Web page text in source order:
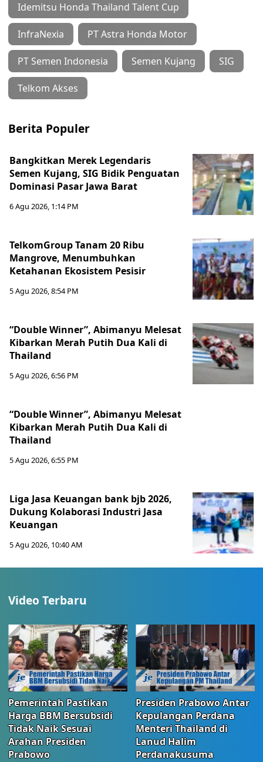
Idemitsu Honda Thailand Talent Cup
InfraNexia PT Astra Honda Motor
PT Semen Indonesia Semen Kujang SIG
Telkom Akses
Berita Populer
Bangkitkan Merek Legendaris
Semen Kujang, SIG Bidik Penguatan
Dominasi Pasar Jawa Barat
6 Agu 2026, 1:14 PM
TelkomGroup Tanam 20 Ribu
Mangrove, Menumbuhkan
Ketahanan Ekosistem Pesisir
5 Agu 2026, 8:54 PM
“Double Winner”, Abimanyu Melesat
Kibarkan Merah Putih Dua Kali di
Thailand
5 Agu 2026, 6:56 PM
“Double Winner”, Abimanyu Melesat
Kibarkan Merah Putih Dua Kali di
Thailand
5 Agu 2026, 6:55 PM
Liga Jasa Keuangan bank bjb 2026,
Dukung Kolaborasi Industri Jasa
Keuangan
5 Agu 2026, 10:40 AM
Video Terbaru
Pemerintah Pastikan
Harga BBM Bersubsidi
Tidak Naik Sesuai
Arahan Presiden
Prabowo
Presiden Prabowo Antar
Kepulangan Perdana
Menteri Thailand di
Lanud Halim
Perdanakusuma